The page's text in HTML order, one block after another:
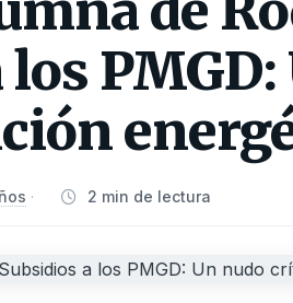
los
· 2 min de lectura